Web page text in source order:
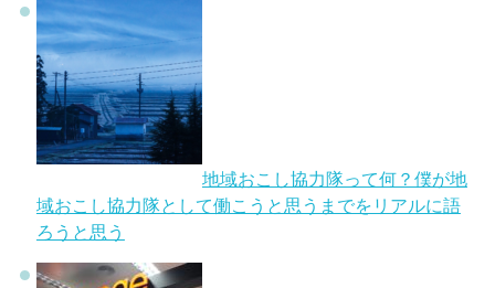
地域おこし協力隊って何？僕が地
域おこし協力隊として働こうと思うまでをリアルに語
ろうと思う